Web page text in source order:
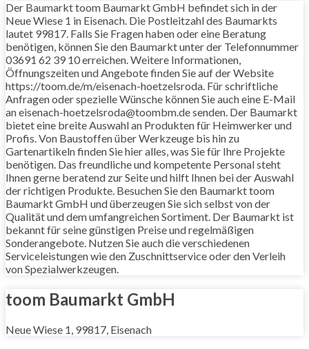
Der Baumarkt toom Baumarkt GmbH befindet sich in der
Neue Wiese 1 in Eisenach. Die Postleitzahl des Baumarkts
lautet 99817. Falls Sie Fragen haben oder eine Beratung
benötigen, können Sie den Baumarkt unter der Telefonnummer
03691 62 39 10 erreichen. Weitere Informationen,
Öffnungszeiten und Angebote finden Sie auf der Website
https://toom.de/m/eisenach-hoetzelsroda. Für schriftliche
Anfragen oder spezielle Wünsche können Sie auch eine E-Mail
an eisenach-hoetzelsroda@toombm.de senden. Der Baumarkt
bietet eine breite Auswahl an Produkten für Heimwerker und
Profis. Von Baustoffen über Werkzeuge bis hin zu
Gartenartikeln finden Sie hier alles, was Sie für Ihre Projekte
benötigen. Das freundliche und kompetente Personal steht
Ihnen gerne beratend zur Seite und hilft Ihnen bei der Auswahl
der richtigen Produkte. Besuchen Sie den Baumarkt toom
Baumarkt GmbH und überzeugen Sie sich selbst von der
Qualität und dem umfangreichen Sortiment. Der Baumarkt ist
bekannt für seine günstigen Preise und regelmäßigen
Sonderangebote. Nutzen Sie auch die verschiedenen
Serviceleistungen wie den Zuschnittservice oder den Verleih
von Spezialwerkzeugen.
toom Baumarkt GmbH
Neue Wiese 1, 99817, Eisenach